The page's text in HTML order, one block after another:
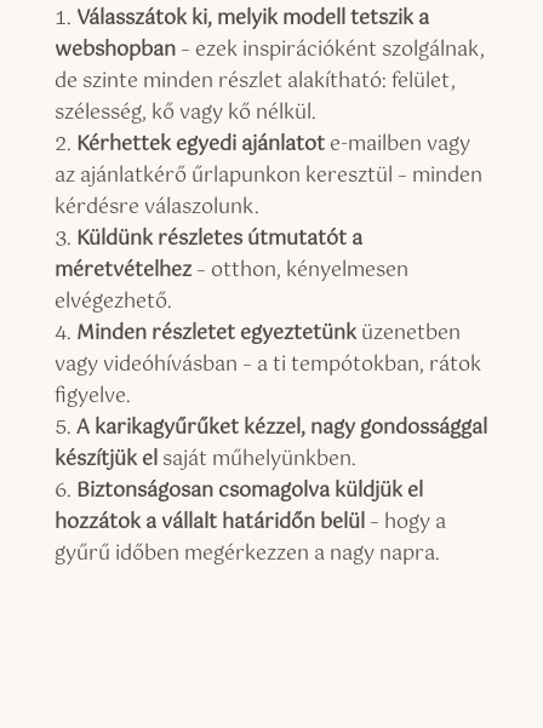
Válasszátok ki, melyik modell tetszik a
webshopban– ezek inspirációként szolgálnak,
de szinte minden részlet alakítható: felület,
szélesség, kő vagy kő nélkül.
Kérhettek egyedi ajánlatote-mailben vagy
az ajánlatkérő űrlapunkon keresztül – minden
kérdésre válaszolunk.
Küldünk részletes útmutatót a
méretvételhez– otthon, kényelmesen
elvégezhető.
Minden részletet egyeztetünküzenetben
vagy videóhívásban – a ti tempótokban, rátok
figyelve.
Akarikagyűrűketkézzel, nagy gondossággal
készítjük elsaját műhelyünkben.
Biztonságosan csomagolva küldjük el
hozzátok a vállalt határidőn belül– hogy a
gyűrű időben megérkezzen a nagy napra.